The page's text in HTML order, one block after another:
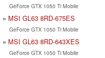
GeForce GTX 1050 Ti Mobile
MSI GL63 8RD-675ES
GeForce GTX 1050 Ti Mobile
MSI GL63 8RD-643XES
GeForce GTX 1050 Ti Mobile